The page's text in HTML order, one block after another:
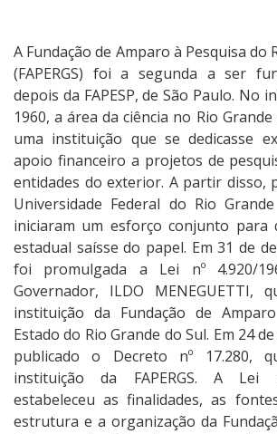
A Fundação de Amparo à Pesquisa do
(FAPERGS) foi a segunda a ser
depois da FAPESP, de São Paulo. No
1960, a área da ciência no Rio
uma instituição que se dedicasse
apoio financeiro a projetos de
entidades do exterior. A partir disso,
Universidade Federal do Rio
iniciaram um esforço conjunto para
estadual saísse do papel. Em 31 de
foi promulgada a Lei nº 4.920/
Governador, ILDO MENEGUETTI,
instituição da Fundação de
Estado do Rio Grande do Sul. Em 24
publicado o Decreto nº 17.280,
instituição da FAPERGS. A Lei
estabeleceu as finalidades, as
estrutura e a organização da